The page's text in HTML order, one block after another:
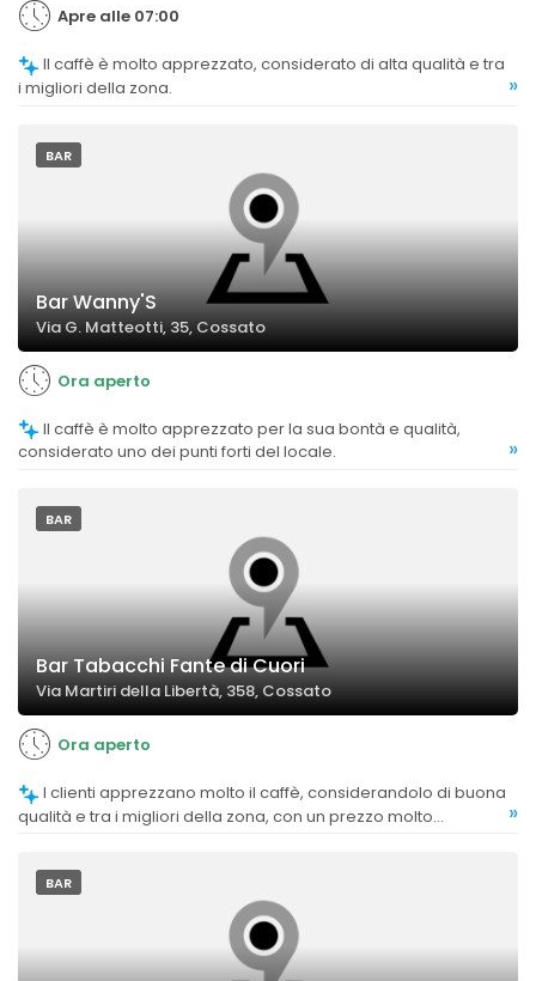
Apre alle 07:00
i migliori della zona.
»
BAR
Bar Wanny'S
Via G. Matteotti, 35, Cossato
Ora aperto
considerato uno dei punti forti del locale.
»
BAR
Bar Tabacchi Fante di Cuori
Via Martiri della Libertà, 358, Cossato
Ora aperto
qualità e tra i migliori della zona, con un prezzo molto
»
BAR